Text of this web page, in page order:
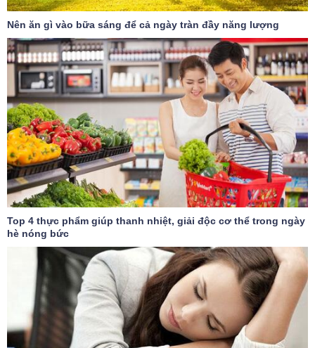
Nên ăn gì vào bữa sáng để cả ngày tràn đầy năng lượng
Top 4 thực phẩm giúp thanh nhiệt, giải độc cơ thể trong ngày
hè nóng bức